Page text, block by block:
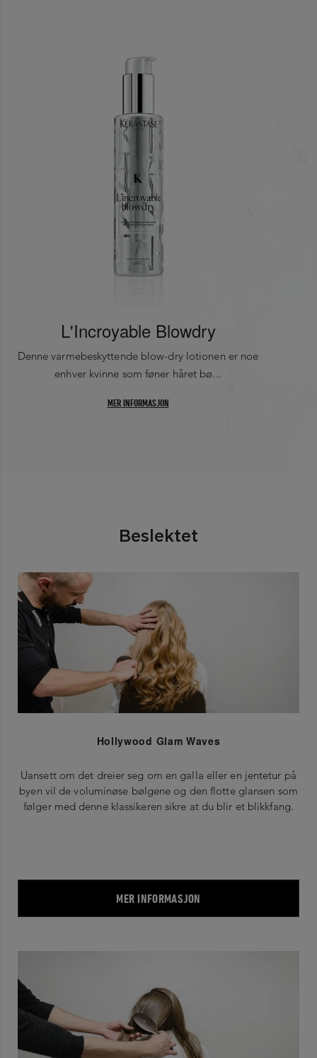
L'Incroyable Blowdry
Denne varmebeskyttende blow-dry lotionen er noe
enhver kvinne som føner håret bø...
MER INFORMASJON
Beslektet
Hollywood Glam Waves
Uansett om det dreier seg om en galla eller en jentetur på
byen vil de voluminøse bølgene og den flotte glansen som
følger med denne klassikeren sikre at du blir et blikkfang.
MER INFORMASJON